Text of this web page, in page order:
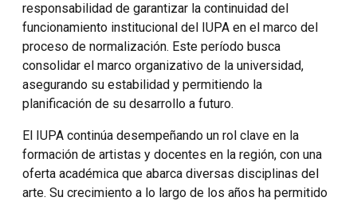
responsabilidad de garantizar la continuidad del
funcionamiento institucional del IUPA en el marco del
proceso de normalización. Este período busca
consolidar el marco organizativo de la universidad,
asegurando su estabilidad y permitiendo la
planificación de su desarrollo a futuro.
El IUPA continúa desempeñando un rol clave en la
formación de artistas y docentes en la región, con una
oferta académica que abarca diversas disciplinas del
arte. Su crecimiento a lo largo de los años ha permitido